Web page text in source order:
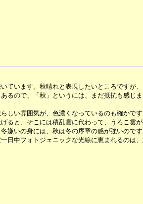
ています。秋晴れと表現したいところですが
るので、「秋」というには、まだ抵抗も感じま
しい雰囲気が、色濃くなっているのも確かで
ると、そこには積乱雲に代わって、うろこ雲
嫌いの身には、秋は冬の序章の感が強いのです
日中フォトジェニックな光線に恵まれるのは